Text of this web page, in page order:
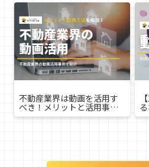
不動産業界は動画を活用す
べき！メリットと活用事例
紹介